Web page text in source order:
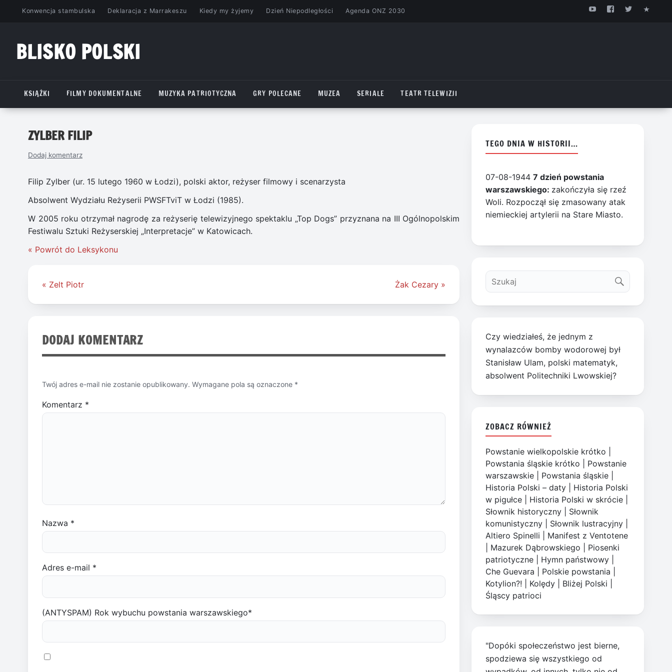
PrzejdźKonwencja stambulska Deklaracja z Marrakeszu Kiedy my żyjemy Dzień Niepodległości Agenda ONZ 2030
BLISKO POLSKI
KSIĄŻKI
FILMY DOKUMENTALNE MUZYKA PATRIOTYCZNA GRY POLECANE MUZEA SERIALE TEATR TELEWIZJI
ZYLBER FILIP
Dodaj komentarz
Filip Zylber (ur. 15 lutego 1960 w Łodzi), polski aktor, reżyser filmowy i scenarzysta
Absolwent Wydziału Reżyserii PWSFTviT w Łodzi (1985).
W 2005 roku otrzymał nagrodę za reżyserię telewizyjnego spektaklu „Top Dogs” przyznana na III Ogólnopolskim
Festiwalu Sztuki Reżyserskiej „Interpretacje” w Katowicach.
« Powrót do Leksykonu
Nawigacja
« Zelt Piotr Żak Cezary »
DODAJ KOMENTARZ
Twój adres e-mail nie zostanie opublikowany. Wymagane pola są oznaczone *
Komentarz *
Nazwa *
Adres e-mail *
(ANTYSPAM) Rok wybuchu powstania warszawskiego*
TEGO DNIA W HISTORII…
07-08-19447 dzień powstania
warszawskiego: zakończyła się rzeź
Woli. Rozpoczął się zmasowany atak
niemieckiej artylerii na Stare Miasto.
Czy wiedziałeś, że jednym z
wynalazców bomby wodorowej był
Stanisław Ulam, polski matematyk,
absolwent Politechniki Lwowskiej?
ZOBACZ RÓWNIEŻ
Powstanie wielkopolskie krótko
Powstania śląskie krótko
Powstanie
warszawskie
Powstania śląskie
Historia Polski – daty
Historia Polski
w pigułce
Historia Polski w skrócie
Słownik historyczny
Słownik
komunistyczny
Słownik lustracyjny
Altiero Spinelli
Manifest z Ventotene
Mazurek Dąbrowskiego
Piosenki
patriotyczne
Hymn państwowy
Che Guevara
Polskie powstania
Kotylion?!
Kolędy Bliżej Polski
Śląscy patrioci
"Dopóki społeczeństwo jest bierne,
spodziewa się wszystkiego od